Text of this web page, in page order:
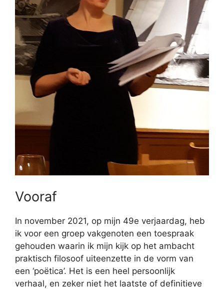
Vooraf
In november 2021, op mijn 49e verjaardag, heb
ik voor een groep vakgenoten een toespraak
gehouden waarin ik mijn kijk op het ambacht
praktisch filosoof uiteenzette in de vorm van
een ‘poëtica’. Het is een heel persoonlijk
verhaal, en zeker niet het laatste of definitieve